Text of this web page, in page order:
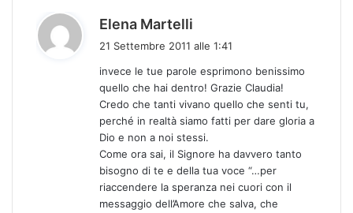
Elena Martelli
e
t
t
21 Settembre 2011 alle 1:41
invece le tue parole esprimono benissimo
quello che hai dentro! Grazie Claudia!
Credo che tanti vivano quello che senti tu,
perché in realtà siamo fatti per dare gloria a
Dio e non a noi stessi.
Come ora sai, il Signore ha davvero tanto
bisogno di te e della tua voce “…per
riaccendere la speranza nei cuori con il
messaggio dell’Amore che salva, che